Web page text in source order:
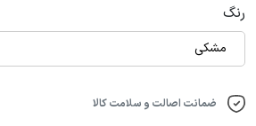
رنگ
مشکی
ضمانت اصالت و سلامت کالا